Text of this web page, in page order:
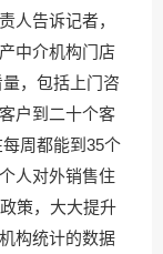
人告诉记者，
中介机构门店
，包括上门咨
户到二十个客
周都能到35个
人对外销售住
策，大大提升
构统计的数据